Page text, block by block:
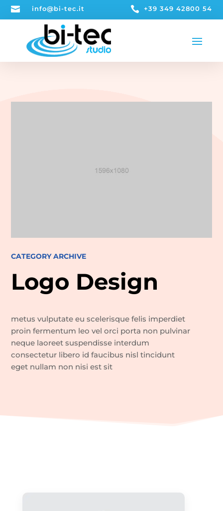
 info@bi-tec.it  +39 349 42800 54
CATEGORY ARCHIVE
Logo Design
metus vulputate eu scelerisque felis imperdiet
proin fermentum leo vel orci porta non pulvinar
neque laoreet suspendisse interdum
consectetur libero id faucibus nisl tincidunt
eget nullam non nisi est sit